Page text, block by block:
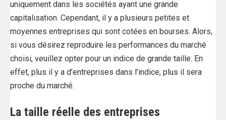
uniquement dans les sociétés ayant une grande
capitalisation. Cependant, il y a plusieurs petites et
moyennes entreprises qui sont cotées en bourses. Alors,
si vous désirez reproduire les performances du marché
choisi, veuillez opter pour un indice de grande taille. En
effet, plus il y a d’entreprises dans l’indice, plus il sera
proche du marché.
La taille réelle des entreprises